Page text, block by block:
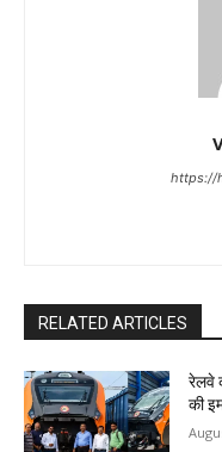
https://
RELATED ARTICLES
रेलवे
की